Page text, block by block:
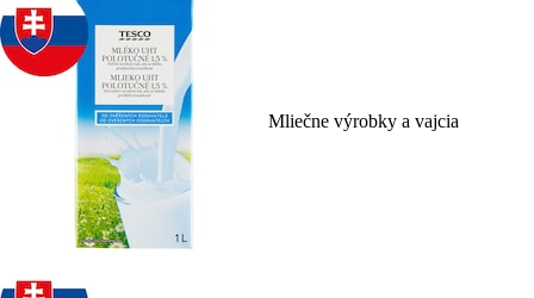
Mliečne výrobky a vajcia